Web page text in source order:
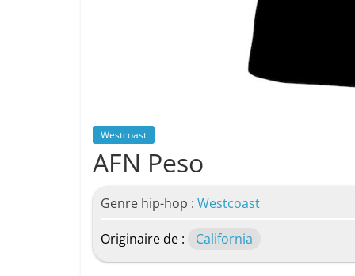
Westcoast
AFN Peso
Genre hip-hop : Westcoast
Originaire de : California